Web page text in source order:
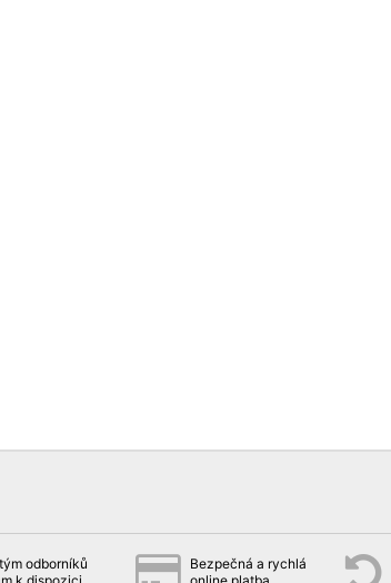
odborníků
Bezpečná a rychlá